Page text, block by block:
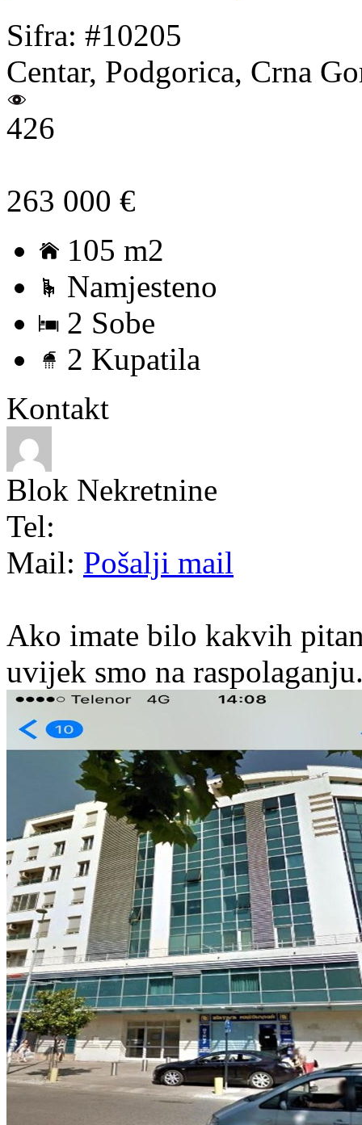
Sifra: #10205
Centar, Podgorica, Crna
426
263 000 €
105 m2
Namjesteno
2 Sobe
2 Kupatila
Kontakt
Blok Nekretnine
Tel:
Mail: Pošalji mail
Ako imate bilo kakvih
uvijek smo na